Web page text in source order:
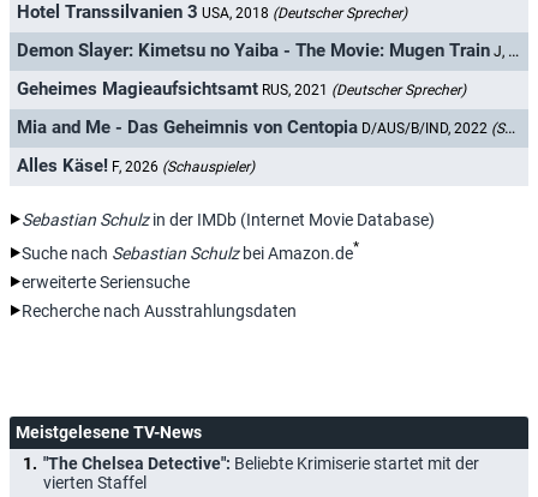
Hotel Transsilvanien 3 USA, 2018 (Deutscher Sprecher)
Demon Slayer: Kimetsu no Yaiba - The Movie: Mugen Train J, 2020
Geheimes Magieaufsichtsamt RUS, 2021 (Deutscher Sprecher)
Mia and Me - Das Geheimnis von Centopia D/AUS/B/IND, 2022 (Schauspieler)
Alles Käse! F, 2026 (Schauspieler)
Sebastian Schulzin der IMDb (Internet Movie Database)
Suche nach Sebastian Schulzbei Amazon.de*
erweiterte Seriensuche
Recherche nach Ausstrahlungsdaten
Meistgelesene TV-News
"The Chelsea Detective": Beliebte Krimiserie startet mit der
vierten Staffel